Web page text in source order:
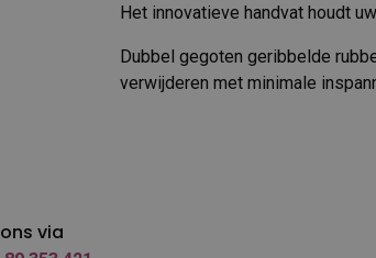
Het innovatieve handvat houdt
Dubbel gegoten geribbelde
verwijderen met minimale
via